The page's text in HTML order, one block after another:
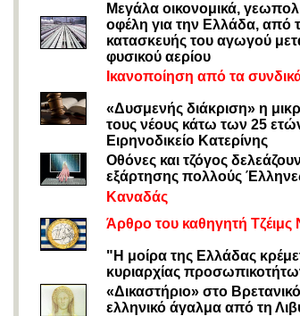
Μεγάλα οικονομικά,
οφέλη για την Ελλάδα, από
κατασκευής του αγωγού
φυσικού αερίου
Ικανοποίηση από τα
«Δυσμενής διάκριση» η
τους νέους κάτω των 25
Ειρηνοδικείο Κατερίνης
Οθόνες και τζόγος
εξάρτησης πολλούς
Καναδάς
Άρθρο του καθηγητή Τζέιμς
"Η μοίρα της Ελλάδας
κυριαρχίας
«Δικαστήριο» στο
ελληνικό άγαλμα από τη